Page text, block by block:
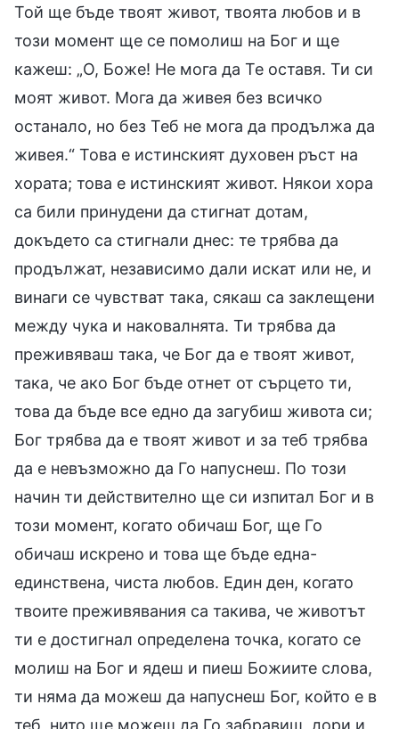
Той ще бъде твоят живот, твоята любов и в
този момент ще се помолиш на Бог и ще
кажеш: „О, Боже! Не мога да Те оставя. Ти си
моят живот. Мога да живея без всичко
останало, но без Теб не мога да продължа да
живея.“ Това е истинският духовен ръст на
хората; това е истинският живот. Някои хора
са били принудени да стигнат дотам,
докъдето са стигнали днес: те трябва да
продължат, независимо дали искат или не, и
винаги се чувстват така, сякаш са заклещени
между чука и наковалнята. Ти трябва да
преживяваш така, че Бог да е твоят живот,
така, че ако Бог бъде отнет от сърцето ти,
това да бъде все едно да загубиш живота си;
Бог трябва да е твоят живот и за теб трябва
да е невъзможно да Го напуснеш. По този
начин ти действително ще си изпитал Бог и в
този момент, когато обичаш Бог, ще Го
обичаш искрено и това ще бъде една-
единствена, чиста любов. Един ден, когато
твоите преживявания са такива, че животът
ти е достигнал определена точка, когато се
молиш на Бог и ядеш и пиеш Божиите слова,
ти няма да можеш да напуснеш Бог, който е в
теб, нито ще можеш да Го забравиш, дори и